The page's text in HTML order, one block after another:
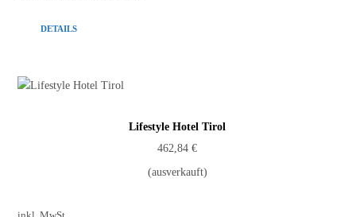
DETAILS
Lifestyle Hotel Tirol
462,84€
(ausverkauft)